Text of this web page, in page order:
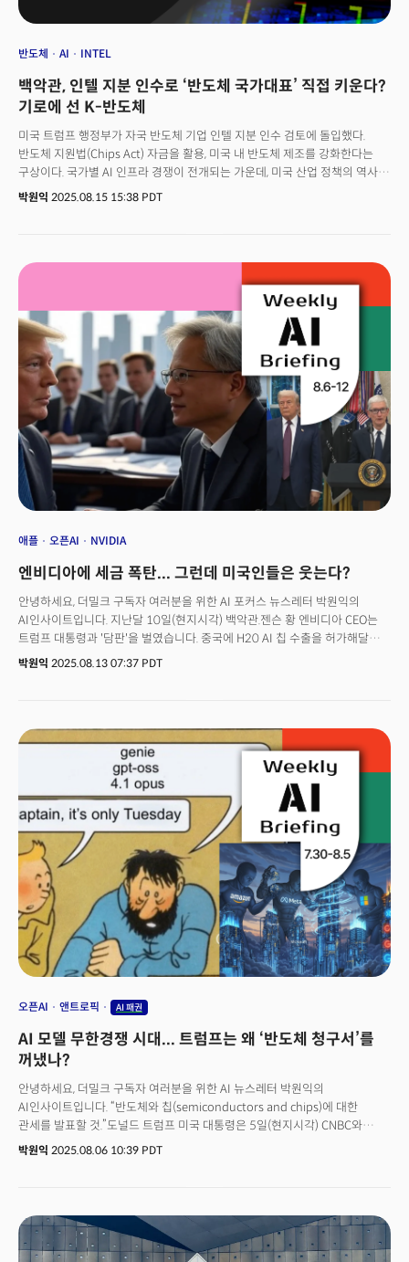
반도체 AI INTEL
백악관, 인텔 지분 인수로 ‘반도체 국가대표’ 직접 키운다?
기로에 선 K-반도체
미국 트럼프 행정부가 자국 반도체 기업 인텔 지분 인수 검토에 돌입했다.
반도체 지원법(Chips Act) 자금을 활용, 미국 내 반도체 제조를 강화한다는
구상이다. 국가별 AI 인프라 경쟁이 전개되는 가운데, 미국 산업 정책의 역사적
전환이 이뤄질 수 있다는 관측이 나온다. 블룸버그는 15일(현지시각) 트럼프
동안 11% 상승, 지난 2월 이후 주간 최고 상승률을 기록했다.
박원익 2025.08.15 15:38 PDT
애플 오픈AI NVIDIA
엔비디아에 세금 폭탄... 그런데 미국인들은 웃는다?
안녕하세요, 더밀크 구독자 여러분을 위한 AI 포커스 뉴스레터 박원익의
AI인사이트입니다. 지난달 10일(현지시각) 백악관.젠슨 황 엔비디아 CEO는
트럼프 대통령과 '담판'을 벌였습니다. 중국에 H20 AI 칩 수출을 허가해달라는
것. 그는 중국에 AI 칩 수출을 통제하는 것이 중국의 자립력을 키워,
전했습니다. 엔비디아 주가는 폭등했습니다. 하지만 여기에서 끝이
아니었습니다. 그로부터 약 한 달 뒤. 트럼프 대통령은 놀라운 결정을 내립니다.
지난 6일 백악관에서 진행된 트럼프 대통령과의 회동에서 트럼프가 ‘수출
허가의 대가로 칩 매출의 20%를 정부에 지급하라’는 새로운 조건이 등장한
것입니다. 충격적인 아이디어입니다. 수출한 제품 매출의 20%를 세금으로
내라는 것은 전례 없는 일입니다. 젠슨 황 CEO는 중요한 시장에 장기적으로
접근하기 위해 비용을 지불할 것인지, 아니면 포기할 것인지 선택해야 하는
절체절명의 상황이었고 결국 15%라는 조정안을 제시, 미국 정부의 동의를
얻어냈습니다. 매출 일부를 사실상 세금처럼 내야 하는 전례 없던
조치입니다. 이 조치에 대해 “트럼프의 또 다른 폭거(?)”라고 비웃는
평론가들이 많았습니다. 하지만 웃을 일이 결코 아닙니다. 세계 최초(?)의 AI
Tax(세금)이 등장한 것이기 때문입니다.
박원익 2025.08.13 07:37 PDT
오픈AI 앤트로픽 AI 패권
AI 모델 무한경쟁 시대... 트럼프는 왜 ‘반도체 청구서’를
꺼냈나?
안녕하세요, 더밀크 구독자 여러분을 위한 AI 뉴스레터 박원익의
AI인사이트입니다. “반도체와 칩(semiconductors and chips)에 대한
관세를 발표할 것.”도널드 트럼프 미국 대통령은 5일(현지시각) CNBC와
진행한 인터뷰에서 “해당 품목이 미국에서 생산되길 원한다”며 이같이
반도체는 한국의 대미 수출 3위 품목. 한국무역협회에 따르면 대미 반도체
수출액은 106억8000만달러(약 14조8100억원)에 달합니다. 👉관련 기사:
트럼프 미 대통령, 다음 주 ‘반도체 관세’ 예고... 세계 질서가 바뀐다(무료)
박원익 2025.08.06 10:39 PDT